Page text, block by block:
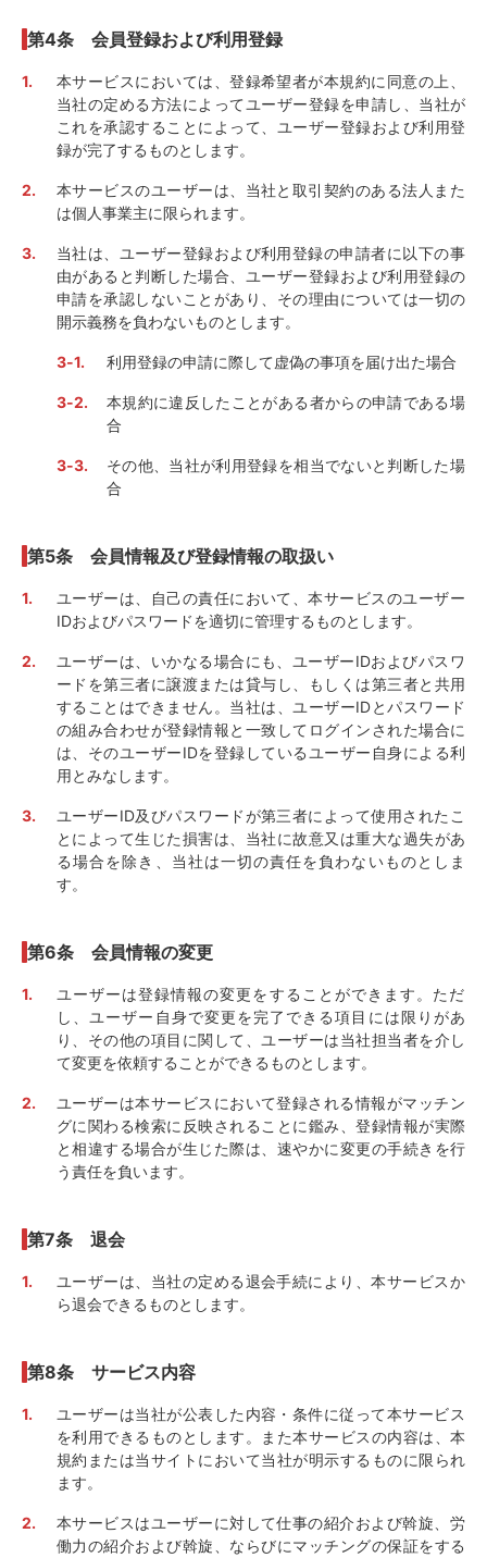
第4条 会員登録および利用登録
本サービスにおいては、登録希望者が本規約に同意の上、
当社の定める方法によってユーザー登録を申請し、当社が
これを承認することによって、ユーザー登録および利用登
録が完了するものとします。
本サービスのユーザーは、当社と取引契約のある法人また
は個人事業主に限られます。
当社は、ユーザー登録および利用登録の申請者に以下の事
由があると判断した場合、ユーザー登録および利用登録の
申請を承認しないことがあり、その理由については一切の
開示義務を負わないものとします。
利用登録の申請に際して虚偽の事項を届け出た場合
本規約に違反したことがある者からの申請である場
合
その他、当社が利用登録を相当でないと判断した場
合
第5条 会員情報及び登録情報の取扱い
ユーザーは、自己の責任において、本サービスのユーザー
IDおよびパスワードを適切に管理するものとします。
ユーザーは、いかなる場合にも、ユーザーIDおよびパスワ
ードを第三者に譲渡または貸与し、もしくは第三者と共用
することはできません。当社は、ユーザーIDとパスワード
の組み合わせが登録情報と一致してログインされた場合に
は、そのユーザーIDを登録しているユーザー自身による利
用とみなします。
ユーザーID及びパスワードが第三者によって使用されたこ
とによって生じた損害は、当社に故意又は重大な過失があ
る場合を除き、当社は一切の責任を負わないものとしま
す。
第6条 会員情報の変更
ユーザーは登録情報の変更をすることができます。ただ
し、ユーザー自身で変更を完了できる項目には限りがあ
り、その他の項目に関して、ユーザーは当社担当者を介し
て変更を依頼することができるものとします。
ユーザーは本サービスにおいて登録される情報がマッチン
グに関わる検索に反映されることに鑑み、登録情報が実際
と相違する場合が生じた際は、速やかに変更の手続きを行
う責任を負います。
第7条 退会
ユーザーは、当社の定める退会手続により、本サービスか
ら退会できるものとします。
第8条 サービス内容
ユーザーは当社が公表した内容・条件に従って本サービス
を利用できるものとします。また本サービスの内容は、本
規約または当サイトにおいて当社が明示するものに限られ
ます。
本サービスはユーザーに対して仕事の紹介および斡旋、労
働力の紹介および斡旋、ならびにマッチングの保証をする